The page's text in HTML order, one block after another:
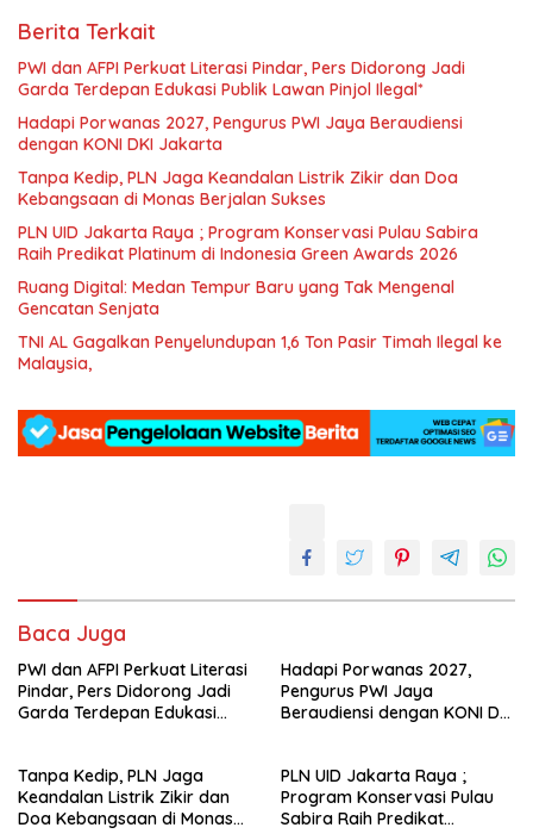
Berita Terkait
PWI dan AFPI Perkuat Literasi Pindar, Pers Didorong Jadi
Garda Terdepan Edukasi Publik Lawan Pinjol Ilegal*
Hadapi Porwanas 2027, Pengurus PWI Jaya Beraudiensi
dengan KONI DKI Jakarta
Tanpa Kedip, PLN Jaga Keandalan Listrik Zikir dan Doa
Kebangsaan di Monas Berjalan Sukses
PLN UID Jakarta Raya ; Program Konservasi Pulau Sabira
Raih Predikat Platinum di Indonesia Green Awards 2026
Ruang Digital: Medan Tempur Baru yang Tak Mengenal
Gencatan Senjata
TNI AL Gagalkan Penyelundupan 1,6 Ton Pasir Timah Ilegal ke
Malaysia,
Baca Juga
PWI dan AFPI Perkuat Literasi
Pindar, Pers Didorong Jadi
Garda Terdepan Edukasi
Hadapi Porwanas 2027,
Pengurus PWI Jaya
Beraudiensi dengan KONI DKI
Tanpa Kedip, PLN Jaga
Keandalan Listrik Zikir dan
Doa Kebangsaan di Monas
PLN UID Jakarta Raya ;
Program Konservasi Pulau
Sabira Raih Predikat